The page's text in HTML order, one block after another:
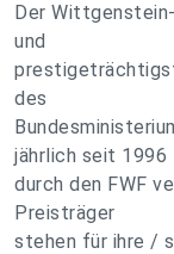
Der
und
des
jährlich seit 1996
durch den FWF
Preisträger
stehen für ihre /